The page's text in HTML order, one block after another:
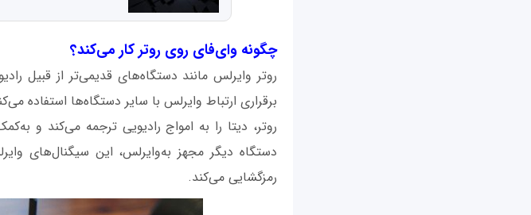
چگونه وای‌فای روی روتر کار می‌کند؟
روتر وایرلس مانند دستگاه‌های قدیمی‌تر از قبیل
برقراری ارتباط وایرلس با سایر دستگاه‌ها استفاده
روتر، دیتا را به امواج رادیویی ترجمه می‌کند و
دستگاه دیگر مجهز به‌وایرلس، این سیگنال‌های
رمزگشایی می‌کند.